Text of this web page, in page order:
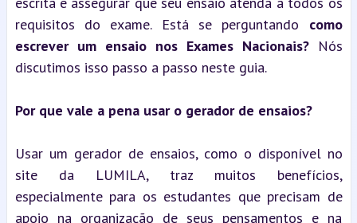
requisitos do exame. Está se perguntando como
escrever um ensaio nos Exames Nacionais? Nós
discutimos isso passo a passo neste guia.
Por que vale a pena usar o gerador de ensaios?
Usar um gerador de ensaios, como o disponível no
site da LUMILA, traz muitos benefícios,
especialmente para os estudantes que precisam de
apoio na organização de seus pensamentos e na